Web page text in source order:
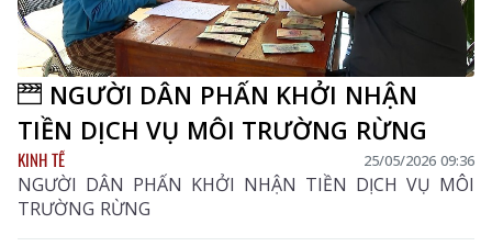
NGƯỜI DÂN PHẤN KHỞI NHẬN
TIỀN DỊCH VỤ MÔI TRƯỜNG RỪNG
KINH TẾ 25/05/2026 09:36
NGƯỜI DÂN PHẤN KHỞI NHẬN TIỀN DỊCH VỤ MÔI
TRƯỜNG RỪNG